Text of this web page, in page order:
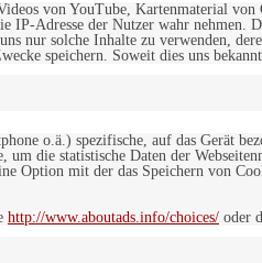
von YouTube, Kartenmaterial
Adresse der Nutzer wahr nehmen.
nur solche Inhalte zu verwenden,
speichern. Soweit dies uns
o.ä.) spezifische, auf das Gerät
die statistische Daten der
Option mit der das Speichern von
http://www.aboutads.info/choices/ oder